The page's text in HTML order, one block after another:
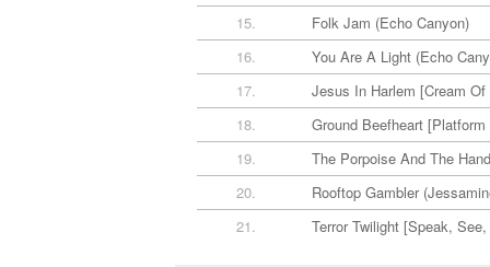
15.
Folk Jam (Echo Canyon)
16.
You Are A Light (Echo
17.
Jesus In Harlem [Cream
18.
Ground Beefheart
19.
The Porpoise And The
20.
Rooftop Gambler
21.
Terror Twilight [Speak,